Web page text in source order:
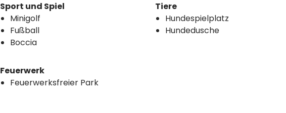
Sport und Spiel
Minigolf
Fußball
Boccia
Tiere
Hundespielplatz
Hundedusche
Feuerwerk
Feuerwerksfreier Park